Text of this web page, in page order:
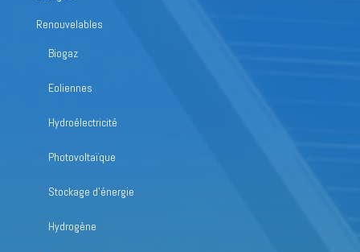
Renouvelables
Biogaz
Eoliennes
Hydroélectricité
Photovoltaïque
Stockage d’énergie
Hydrogène